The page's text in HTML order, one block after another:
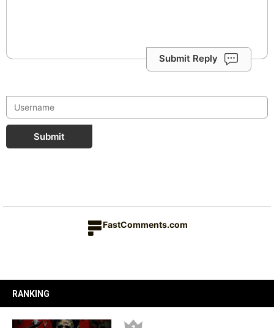
Submit Reply
Submit
FastComments.com
RANKING